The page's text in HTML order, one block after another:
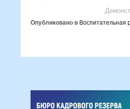
Опубликовано в Воспитательная